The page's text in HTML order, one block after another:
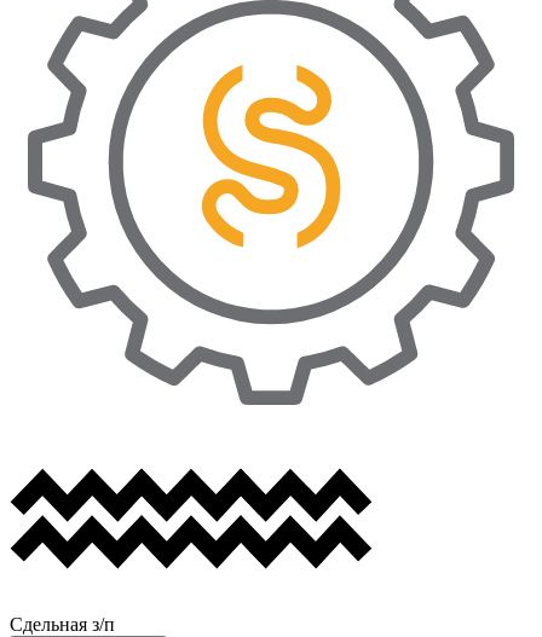
Сдельная з/п